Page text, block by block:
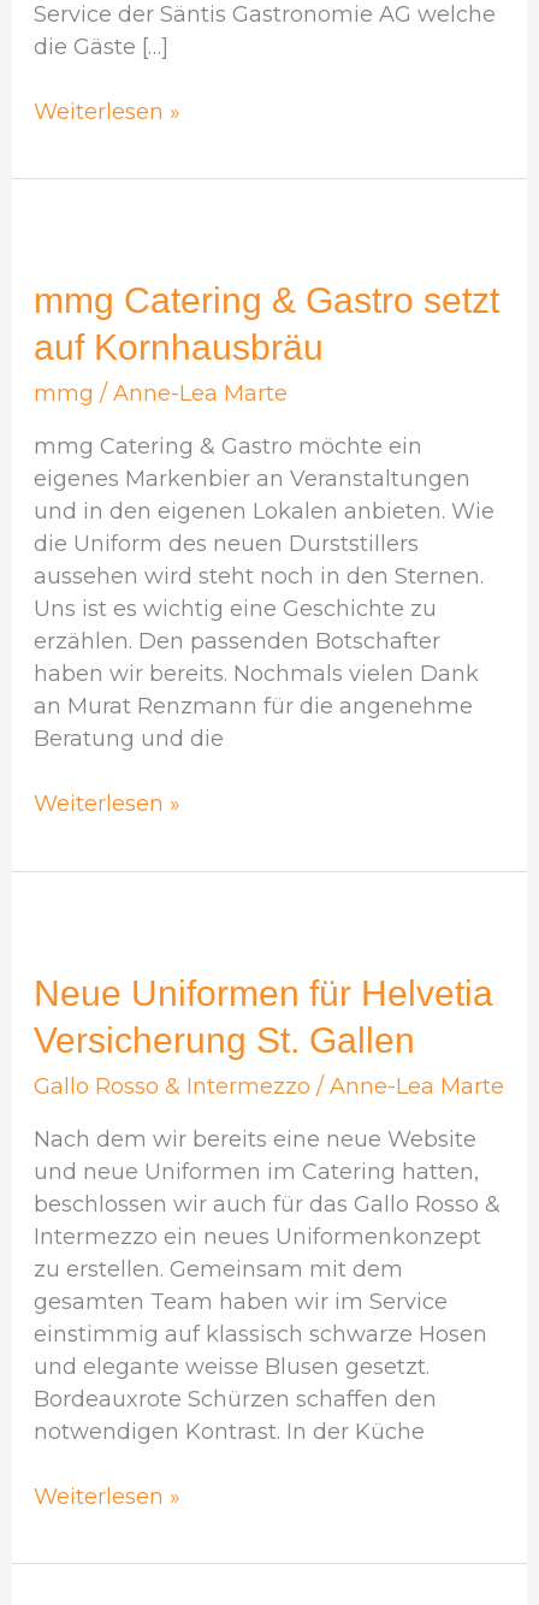
Service der Säntis Gastronomie AG welche
die Gäste […]
Weiterlesen »
mmg Catering & Gastro setzt
auf Kornhausbräu
mmg / Anne-Lea Marte
mmg Catering & Gastro möchte ein
eigenes Markenbier an Veranstaltungen
und in den eigenen Lokalen anbieten. Wie
die Uniform des neuen Durststillers
aussehen wird steht noch in den Sternen.
Uns ist es wichtig eine Geschichte zu
erzählen. Den passenden Botschafter
haben wir bereits. Nochmals vielen Dank
an Murat Renzmann für die angenehme
Beratung und die
&
Gastro
setzt
auf
Weiterlesen »
Neue Uniformen für Helvetia
Versicherung St. Gallen
Gallo Rosso & Intermezzo / Anne-Lea Marte
Nach dem wir bereits eine neue Website
und neue Uniformen im Catering hatten,
beschlossen wir auch für das Gallo Rosso &
Intermezzo ein neues Uniformenkonzept
zu erstellen. Gemeinsam mit dem
gesamten Team haben wir im Service
einstimmig auf klassisch schwarze Hosen
und elegante weisse Blusen gesetzt.
Bordeauxrote Schürzen schaffen den
notwendigen Kontrast. In der Küche
für
Versicherung
St.
Weiterlesen »